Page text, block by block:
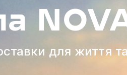
для життя